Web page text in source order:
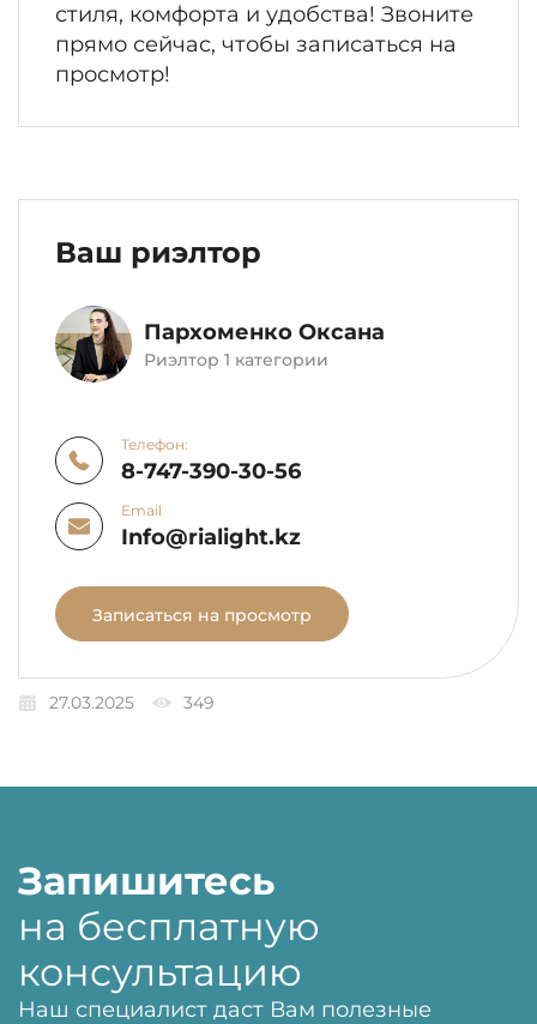
стиля, комфорта и удобства! Звоните
прямо сейчас, чтобы записаться на
просмотр!
Ваш риэлтор
Пархоменко Оксана
Риэлтор 1 категории
Телефон:
8-747-390-30-56
Email
Info@rialight.kz
Записаться на просмотр
27.03.2025 349
Запишитесь
на бесплатную
консультацию
Наш специалист даст Вам полезные